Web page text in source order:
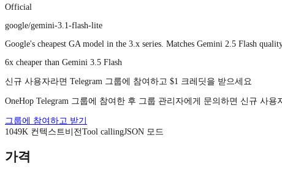
Official
google/gemini-3.1-flash-lite
Google's cheapest GA model in the 3.x series. Matches Gemini 2.5 Flash
6x cheaper than Gemini 3.5 Flash
신규 사용자라면 Telegram 그룹에 참여하고 $1 크레딧을 받으세요
OneHop Telegram 그룹에 참여한 후 그룹 관리자에게 문의하면 신규 사용
그룹에 참여하고 받기
1049K 컨텍스트 비전Tool callingJSON 모드
가격